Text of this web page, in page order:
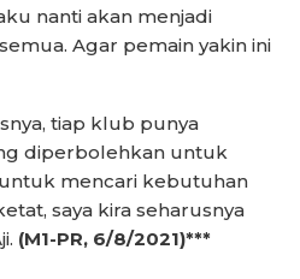
nanti akan menjadi
Agar pemain yakin ini
tiap klub punya
diperbolehkan untuk
mencari kebutuhan
saya kira seharusnya
(M1-PR, 6/8/2021)***